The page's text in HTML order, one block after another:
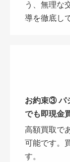
う、無理な
導を徹底し
お約束③ パ
でも即現金
高額買取で
可能です。
す。